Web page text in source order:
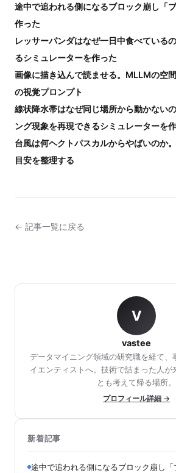
途中で追われる側になるブロック崩し「
作った
レッサーパンダはなぜ一日中食べている
るシミュレーターを作った
画像に描き込んで読ませる。MLLMの空
の視覚プロンプト
線状降水帯はなぜ同じ場所から動かない
ング現象を再現できるシミュレーターを
台風は何ヘクトパスカルからやばいのか
目安を整理する
← 記事一覧に戻る
V
vastee
データマイニング領域の研究職を経て、
イエンティストへ。技術で詰まった人が
とも考えて帰る場所。
プロフィール詳細 →
新着記事
途中で追われる側になるブロック崩し「